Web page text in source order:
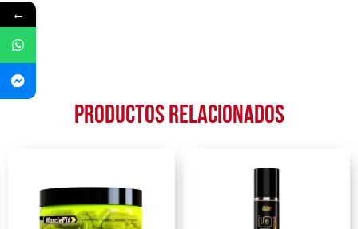
Productos relacionados
←